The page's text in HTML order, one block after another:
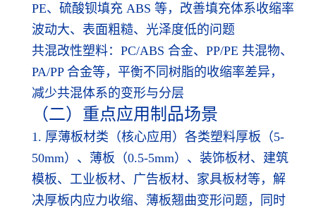
PE、硫酸钡填充 ABS 等，改善填充体系收缩率
波动大、表面粗糙、光泽度低的问题
共混改性塑料：PC/ABS 合金、PP/PE 共混物、
PA/PP 合金等，平衡不同树脂的收缩率差异，
减少共混体系的变形与分层
（二）重点应用制品场景
1. 厚薄板材类（核心应用）各类塑料厚板（5-
50mm）、薄板（0.5-5mm）、装饰板材、建筑
模板、工业板材、广告板材、家具板材等，解
决厚板内应力收缩、薄板翘曲变形问题，同时